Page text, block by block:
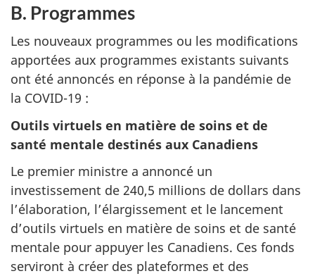
B. Programmes
Les nouveaux programmes ou les modifications
apportées aux programmes existants suivants
ont été annoncés en réponse à la pandémie de
la COVID-19 :
Outils virtuels en matière de soins et de
santé mentale destinés aux Canadiens
Le premier ministre a annoncé un
investissement de 240,5 millions de dollars dans
l’élaboration, l’élargissement et le lancement
d’outils virtuels en matière de soins et de santé
mentale pour appuyer les Canadiens. Ces fonds
serviront à créer des plateformes et des